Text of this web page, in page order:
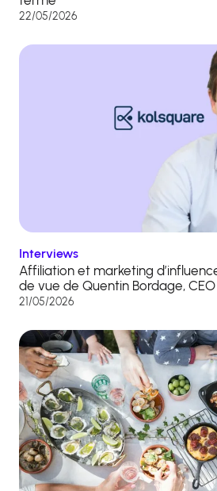
22/05/2026
Interviews
Affiliation et marketing
de vue de Quentin Bordage,
21/05/2026